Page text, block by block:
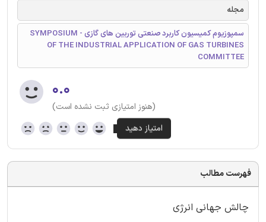
مجله
سمپوزیوم کمیسیون کاربرد صنعتی توربین های گازی - SYMPOSIUM
OF THE INDUSTRIAL APPLICATION OF GAS TURBINES
COMMITTEE
۰.۰
(هنوز امتیازی ثبت نشده است)
فهرست مطالب
چالش جهانی انرژی